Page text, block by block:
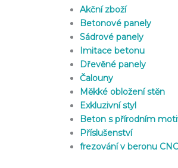
Akční zboží
Betonové panely
Sádrové panely
Imitace betonu
Dřevěné panely
Čalouny
Měkké obložení stěn
Exkluzivní styl
Beton s přírodním
Příslušenství
frezování v beronu CNC